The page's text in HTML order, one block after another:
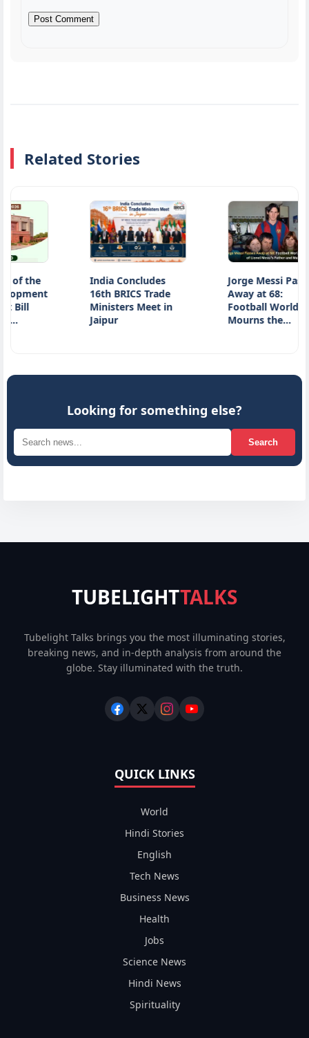
Related Stories
the
India Concludes
16th BRICS Trade
Ministers Meet in
Jaipur
Jorge Messi Passes
Away at 68:
Football World
Mourns the…
Looking for something else?
Search
TUBELIGHTTALKS
Tubelight Talks brings you the most illuminating stories,
breaking news, and in-depth analysis from around the
globe. Stay illuminated with the truth.
QUICK LINKS
World
Hindi Stories
English
Tech News
Business News
Health
Jobs
Science News
Hindi News
Spirituality